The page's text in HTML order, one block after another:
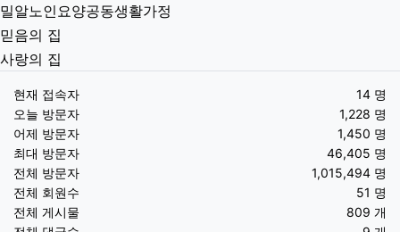
밀알노인요양공동생활가정
믿음의 집
사랑의 집
현재 접속자
14 명
오늘 방문자
1,228 명
어제 방문자
1,450 명
최대 방문자
46,405 명
전체 방문자
1,015,494 명
전체 회원수
51 명
전체 게시물
809 개